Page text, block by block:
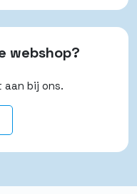
webshop?
bij ons.